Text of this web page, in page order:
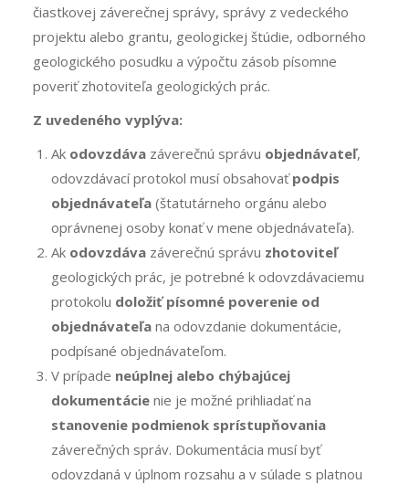
čiastkovej záverečnej správy, správy z vedeckého
projektu alebo grantu, geologickej štúdie, odborného
geologického posudku a výpočtu zásob písomne
poveriť zhotoviteľa geologických prác.
Z uvedeného vyplýva:
Akodovzdáva záverečnú správu objednávateľ,
odovzdávací protokol musí obsahovaťpodpis
objednávateľa(štatutárneho orgánu alebo
oprávnenej osoby konať v mene objednávateľa).
Akodovzdáva záverečnú správu zhotoviteľ
geologických prác, je potrebné k odovzdávaciemu
protokolu doložiť písomné poverenie od
objednávateľana odovzdanie dokumentácie,
podpísané objednávateľom.
V prípade neúplnej alebo chýbajúcej
dokumentácienie je možné prihliadať na
stanovenie podmienok sprístupňovania
záverečných správ. Dokumentácia musí byť
odovzdaná v úplnom rozsahu a v súlade s platnou